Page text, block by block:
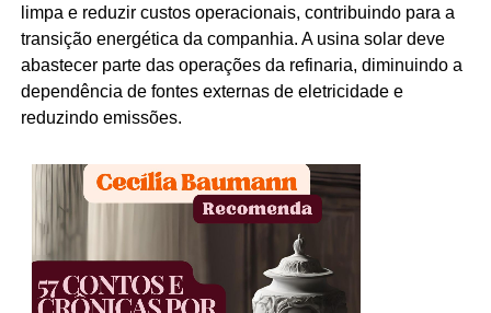
limpa e reduzir custos operacionais, contribuindo para a
transição energética da companhia. A usina solar deve
abastecer parte das operações da refinaria, diminuindo a
dependência de fontes externas de eletricidade e
reduzindo emissões.